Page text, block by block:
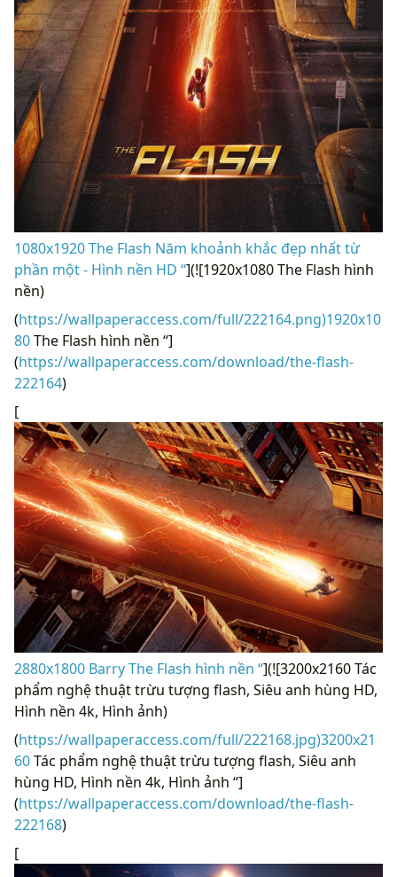
1080x1920 The Flash Năm khoảnh khắc đẹp nhất từ ​​
phần một - Hình nền HD “](![1920x1080 The Flash hình
nền)
(https://wallpaperaccess.com/full/222164.png)1920x10
80The Flash hình nền “]
(https://wallpaperaccess.com/download/the-flash-
222164)
[
2880x1800 Barry The Flash hình nền “](![3200x2160 Tác
phẩm nghệ thuật trừu tượng flash, Siêu anh hùng HD,
Hình nền 4k, Hình ảnh)
(https://wallpaperaccess.com/full/222168.jpg)3200x21
60Tác phẩm nghệ thuật trừu tượng flash, Siêu anh
hùng HD, Hình nền 4k, Hình ảnh “]
(https://wallpaperaccess.com/download/the-flash-
222168)
[